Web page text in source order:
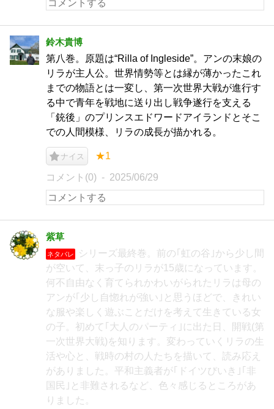
鈴木貴博
第八巻。原題は“Rilla of Ingleside”。アンの末娘の
リラが主人公。世界情勢等とは縁が薄かったこれ
までの物語とは一変し、第一次世界大戦が進行す
る中で青年を戦地に送り出し戦争遂行を支える
「銃後」のプリンスエドワードアイランドとそこ
での人間模様、リラの成長が描かれる。
ナイス ★1
コメント(0) 2025/06/29
紫草
ネタバレ
シリーズ最終巻。前の｢虹の谷｣から少し間
が空いて、末っ子のリラが15歳になっています。
何不自由なく育てられかわいがられたリラは母の
アンが｢少し自惚れが強い｣と思うほどで、きれい
な服や楽しく遊ぶことだけを考えて生きている女
の子。初めて｢大人のパーティ｣に出た日、開戦(第
一次世界大戦)を知ります。変わっていくリラの生
活や心と、戦時の村の人たちを描いて、読み応え
がありました。平和主義者が｢ドイツびいき｣｢非
国民｣と非難されるなど、色々感じるところがあ
りました。